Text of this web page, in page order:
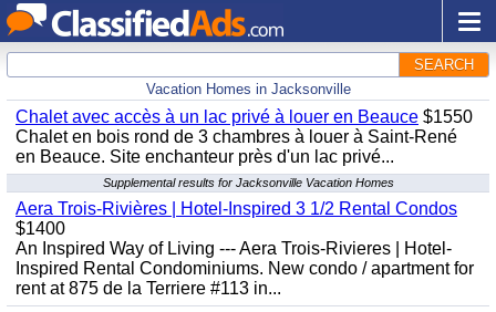
SEARCH
Vacation Homes in Jacksonville
Chalet avec accès à un lac privé à louer en Beauce $1550
Chalet en bois rond de 3 chambres à louer à Saint-René
en Beauce. Site enchanteur près d'un lac privé...
Supplemental results for Jacksonville Vacation Homes
Aera Trois-Rivières | Hotel-Inspired 3 1/2 Rental Condos
$1400
An Inspired Way of Living --- Aera Trois-Rivieres | Hotel-
Inspired Rental Condominiums. New condo / apartment for
rent at 875 de la Terriere #113 in...